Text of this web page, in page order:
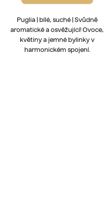
Puglia | bílé, suché | Svůdně
aromatické a osvěžující! Ovoce,
květiny a jemné bylinky v
harmonickém spojení.